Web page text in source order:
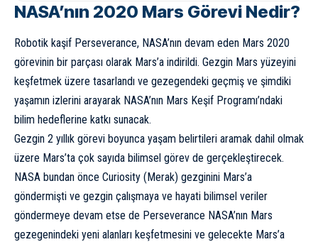
NASA’nın 2020 Mars Görevi Nedir?
Robotik kaşif Perseverance, NASA’nın devam eden Mars 2020
görevinin bir parçası olarak Mars’a indirildi. Gezgin Mars yüzeyini
keşfetmek üzere tasarlandı ve gezegendeki geçmiş ve şimdiki
yaşamın izlerini arayarak NASA’nın Mars Keşif Programı’ndaki
bilim hedeflerine katkı sunacak.
Gezgin 2 yıllık görevi boyunca yaşam belirtileri aramak dahil olmak
üzere Mars’ta çok sayıda bilimsel görev de gerçekleştirecek.
NASA bundan önce Curiosity (Merak) gezginini Mars’a
göndermişti ve gezgin çalışmaya ve hayati bilimsel veriler
göndermeye devam etse de Perseverance NASA’nın Mars
gezegenindeki yeni alanları keşfetmesini ve gelecekte Mars’a